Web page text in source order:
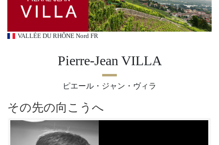
VALLÉE DU RHÔNE Nord FR
Pierre-Jean VILLA
ピエール・ジャン・ヴィラ
その先の向こうへ